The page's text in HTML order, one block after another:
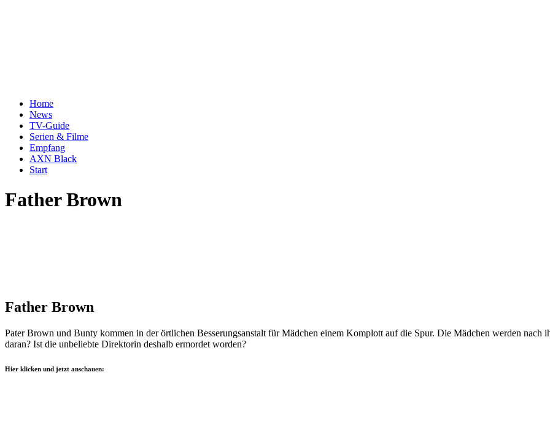
Home
News
TV-Guide
Serien & Filme
Empfang
AXN Black
Start
Father Brown
Father Brown
Pater Brown und Bunty kommen in der örtlichen Besserungsanstalt für Mädchen einem Komplott auf die Spur. Die Mädchen werden nach
daran? Ist die unbeliebte Direktorin deshalb ermordet worden?
Hier klicken und jetzt anschauen: